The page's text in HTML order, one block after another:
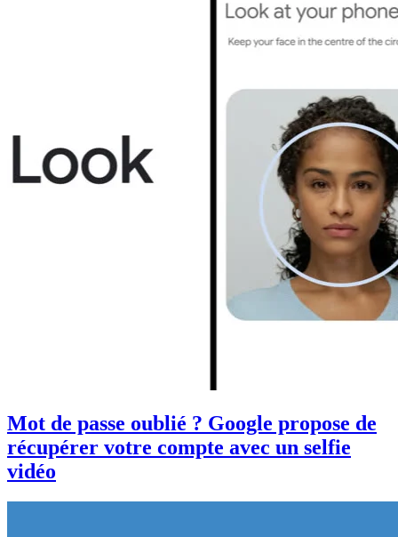
Mot de passe oublié ? Google propose de
récupérer votre compte avec un selfie
vidéo